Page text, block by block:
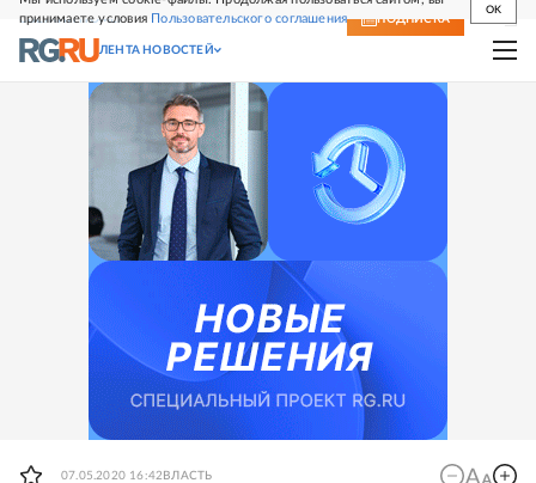
принимаете условия Пользовательского соглашения
OK
СВЕЖИЙ НОМЕР ПОДПИСКА
ЛЕНТА НОВОСТЕЙ
07.05.2020 16:42 ВЛАСТЬ